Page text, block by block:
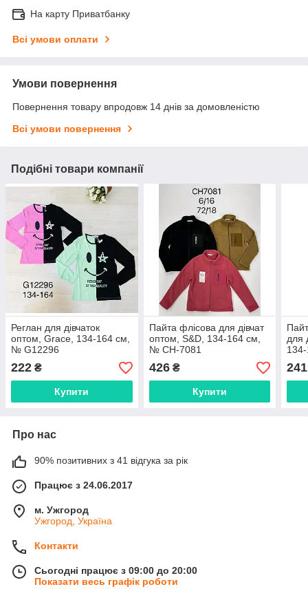
На карту Приватбанку
Всі умови оплати
Умови повернення
Повернення товару впродовж 14 днів за домовленістю
Всі умови повернення
Подібні товари компанії
Реглан для дівчаток
оптом, Grace, 134-164 см,
№ G12296
222 ₴
Купити
Пайта флісова для дівчат
оптом, S&D, 134-164 см,
№ CH-7081
426₴
Купити
для
241
Про нас
90% позитивних з 41 відгука за рік
Працює з 24.06.2017
м. Ужгород
Ужгород, Україна
Контакти
Сьогодні працює з 09:00 до 20:00
Показати весь графік роботи